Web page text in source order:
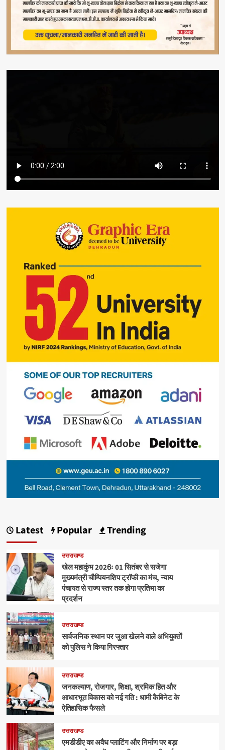
Latest Popular Trending
उत्तराखण्ड
खेल महाकुंभ 2026ः 01 सितंबर से सजेगा
मुख्यमंत्री चौम्पियनशिप ट्रॉफी का मंच, न्याय
पंचायत से राज्य स्तर तक होगा प्रतिभा का
प्रदर्शन
उत्तराखण्ड
सार्वजनिक स्थान पर जुआ खेलने वाले अभियुक्तों
को पुलिस ने किया गिरफ्तार
उत्तराखण्ड
जनकल्याण, रोजगार, शिक्षा, श्रमिक हित और
आधारभूत विकास को नई गति : धामी कैबिनेट के
ऐतिहासिक फैसले
उत्तराखण्ड
एमडीडीए का अवैध प्लाटिंग और निर्माण पर बड़ा